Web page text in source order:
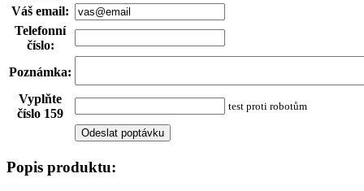
Váš email:
Telefonní
číslo:
Poznámka:
Vyplňte
číslo 159
test proti robotům
Popis produktu: